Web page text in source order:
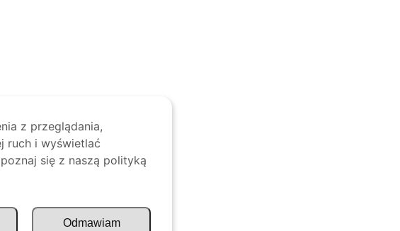
z przeglądania,
ruch i wyświetlać
się z naszą polityką
Odmawiam